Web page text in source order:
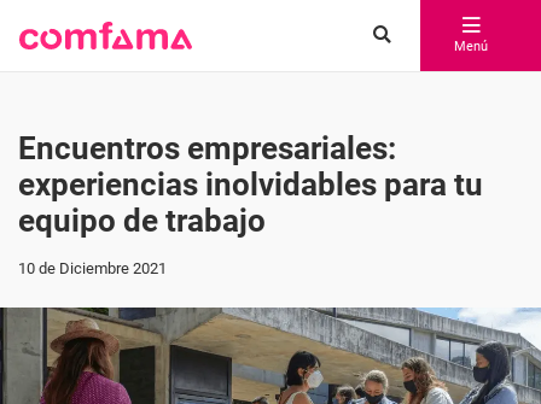
Menú
Encuentros empresariales:
experiencias inolvidables para tu
equipo de trabajo
10 de Diciembre 2021